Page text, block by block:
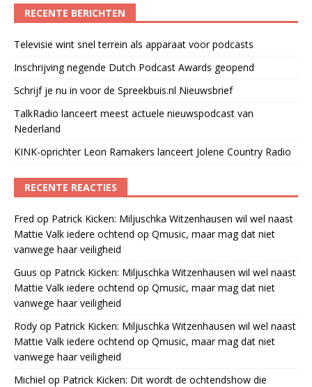
RECENTE BERICHTEN
Televisie wint snel terrein als apparaat voor podcasts
Inschrijving negende Dutch Podcast Awards geopend
Schrijf je nu in voor de Spreekbuis.nl Nieuwsbrief
TalkRadio lanceert meest actuele nieuwspodcast van
Nederland
KINK-oprichter Leon Ramakers lanceert Jolene Country Radio
RECENTE REACTIES
Fred op Patrick Kicken: Miljuschka Witzenhausen wil wel naast
Mattie Valk iedere ochtend op Qmusic, maar mag dat niet
vanwege haar veiligheid
Guus op Patrick Kicken: Miljuschka Witzenhausen wil wel naast
Mattie Valk iedere ochtend op Qmusic, maar mag dat niet
vanwege haar veiligheid
Rody op Patrick Kicken: Miljuschka Witzenhausen wil wel naast
Mattie Valk iedere ochtend op Qmusic, maar mag dat niet
vanwege haar veiligheid
Michiel op Patrick Kicken: Dit wordt de ochtendshow die